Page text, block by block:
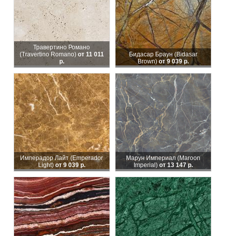
Травертино Романо
(Travertino Romano) от 11 011
р.
Бидасар Браун (Bidasar
Brown) от 9 039 р.
Имперадор Лайт (Emperador
Light) от 9 039 р.
Марун Империал (Maroon
Imperial) от 13 147 р.